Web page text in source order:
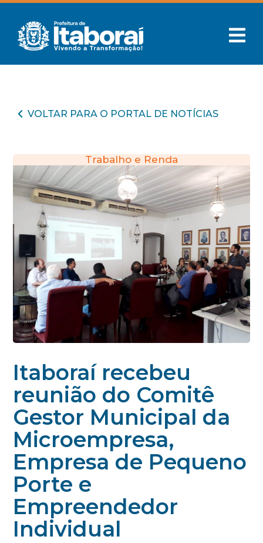
VOLTAR PARA O PORTAL DE NOTÍCIAS
Trabalho e Renda
Itaboraí recebeu
reunião do Comitê
Gestor Municipal da
Microempresa,
Empresa de Pequeno
Porte e
Empreendedor
Individual